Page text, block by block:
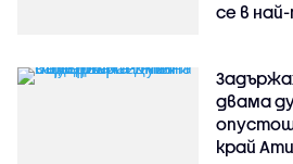
се в
двама
край